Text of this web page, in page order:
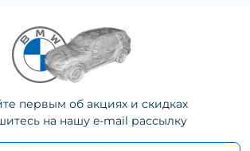
первым об акциях и скидках
на нашу e-mail рассылку